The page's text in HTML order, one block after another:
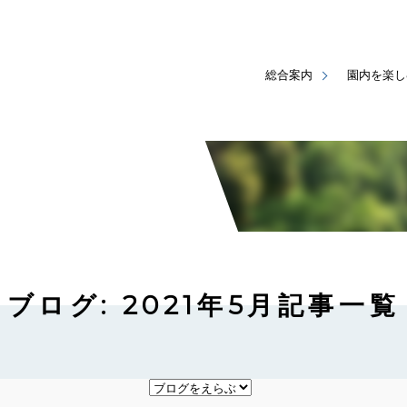
総合案内 園内を楽
ブログ: 2021年5月記事一覧